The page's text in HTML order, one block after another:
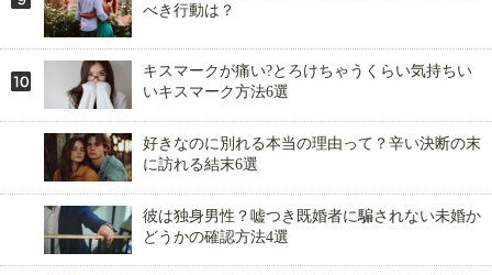
べき行動は？
キスマークが痛い?とろけちゃうくらい気持ちい
いキスマーク方法6選
好きなのに別れる本当の理由って？辛い決断の末
に訪れる結末6選
彼は独身男性？嘘つき既婚者に騙されない未婚か
どうかの確認方法4選